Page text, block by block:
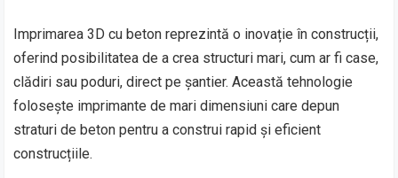
Imprimarea 3D cu beton reprezintă o inovație în construcții,
oferind posibilitatea de a crea structuri mari, cum ar fi case,
clădiri sau poduri, direct pe șantier. Această tehnologie
folosește imprimante de mari dimensiuni care depun
straturi de beton pentru a construi rapid și eficient
construcțiile.